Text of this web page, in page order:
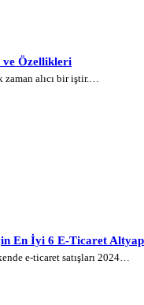
ve Özellikleri
zaman alıcı bir iştir.…
En İyi 6 E-Ticaret
e-ticaret satışları 2024…